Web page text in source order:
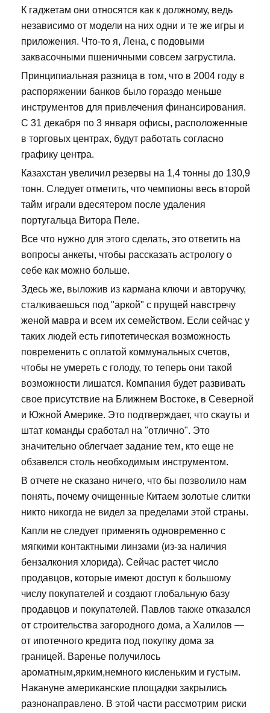
К гаджетам они относятся как к должному, ведь
независимо от модели на них одни и те же игры и
приложения. Что-то я, Лена, с подовыми
заквасочными пшеничными совсем загрустила.
Принципиальная разница в том, что в 2004 году в
распоряжении банков было гораздо меньше
инструментов для привлечения финансирования.
С 31 декабря по 3 января офисы, расположенные
в торговых центрах, будут работать согласно
графику центра.
Казахстан увеличил резервы на 1,4 тонны до 130,9
тонн. Следует отметить, что чемпионы весь второй
тайм играли вдесятером после удаления
португальца Витора Пеле.
Все что нужно для этого сделать, это ответить на
вопросы анкеты, чтобы рассказать астрологу о
себе как можно больше.
Здесь же, выложив из кармана ключи и авторучку,
сталкиваешься под "аркой" с прущей навстречу
женой мавра и всем их семейством. Если сейчас у
таких людей есть гипотетическая возможность
повременить с оплатой коммунальных счетов,
чтобы не умереть с голоду, то теперь они такой
возможности лишатся. Компания будет развивать
свое присутствие на Ближнем Востоке, в Северной
и Южной Америке. Это подтверждает, что скауты и
штат команды сработал на "отлично". Это
значительно облегчает задание тем, кто еще не
обзавелся столь необходимым инструментом.
В отчете не сказано ничего, что бы позволило нам
понять, почему очищенные Китаем золотые слитки
никто никогда не видел за пределами этой страны.
Капли не следует применять одновременно с
мягкими контактными линзами (из-за наличия
бензалкония хлорида). Сейчас растет число
продавцов, которые имеют доступ к большому
числу покупателей и создают глобальную базу
продавцов и покупателей. Павлов также отказался
от строительства загородного дома, а Халилов —
от ипотечного кредита под покупку дома за
границей. Варенье получилось
ароматным,ярким,немного кисленьким и густым.
Накануне американские площадки закрылись
разнонаправлено. В этой части рассмотрим риски